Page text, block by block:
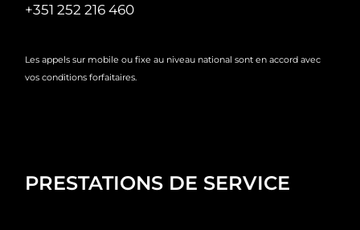
+351 252 216 460
Les appels sur mobile ou fixe au niveau national sont en accord avec
vos conditions forfaitaires.
PRESTATIONS DE SERVICE